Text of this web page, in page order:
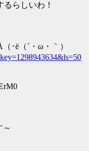
らしいわ！
･ё（´・ω・｀）
～